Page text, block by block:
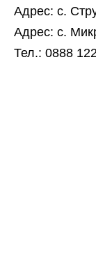
Адрес: с.
Адрес: с.
Тел.: 0888